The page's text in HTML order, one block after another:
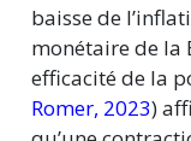
baisse de
monétaire de la
efficacité de la
Romer, 2023)